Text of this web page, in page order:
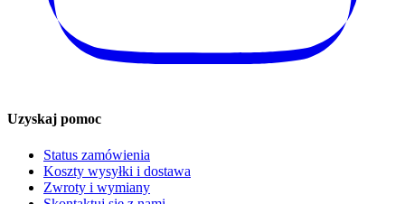
Uzyskaj pomoc
Status zamówienia
Koszty wysyłki i dostawa
Zwroty i wymiany